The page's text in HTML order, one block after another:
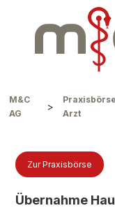
M&C
AG
>
Praxisbörse
Arzt
Zur Praxisbörse
Übernahme